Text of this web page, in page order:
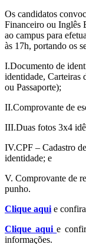
Os candidatos
Financeiro ou Inglês
ao campus para
às 17h, portando os
I.Documento de
identidade, Carteiras
ou Passaporte);
II.Comprovante de
III.Duas fotos 3x4
IV.CPF – Cadastro
identidade; e
V. Comprovante de
punho.
Clique aqui e
Clique aqui e
informações.